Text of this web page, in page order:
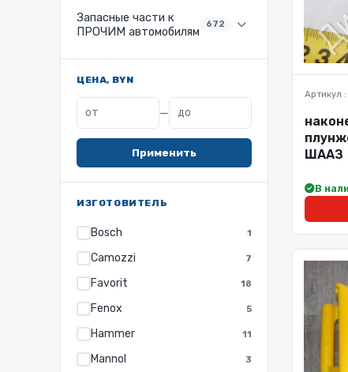
Запасные части к
ПРОЧИМ автомобилям
672
ЦЕНА, BYN
—
Применить
ИЗГОТОВИТЕЛЬ
Bosch 1
Camozzi 7
Favorit 18
Fenox 5
Hammer 11
Mannol 3
Артикул :
ШААЗ
В